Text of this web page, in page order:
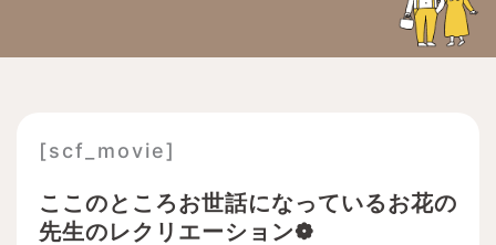
[scf_movie]
ここのところお世話になっているお花の
先生のレクリエーション❁
ー
ジ
ー
ジ
ジ
ジ
ジ
ジ